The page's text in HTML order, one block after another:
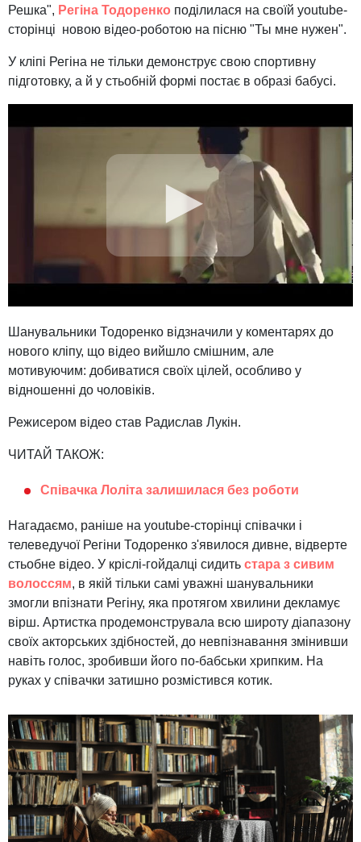
Решка", Регіна Тодоренко поділилася на своїй youtube-
сторінці новою відео-роботою на пісню "Ты мне нужен".
У кліпі Регіна не тільки демонструє свою спортивну
підготовку, а й у стьобній формі постає в образі бабусі.
Шанувальники Тодоренко відзначили у коментарях до
нового кліпу, що відео вийшло смішним, але
мотивуючим: добиватися своїх цілей, особливо у
відношенні до чоловіків.
Режисером відео став Радислав Лукін.
ЧИТАЙ ТАКОЖ:
Співачка Лоліта залишилася без роботи
Нагадаємо, раніше на youtube-сторінці співачки і
телеведучої Регіни Тодоренко з'явилося дивне, відверте
стьобне відео. У кріслі-гойдалці сидить стара з сивим
волоссям, в якій тільки самі уважні шанувальники
змогли впізнати Регіну, яка протягом хвилини декламує
вірш. Артистка продемонструвала всю широту діапазону
своїх акторських здібностей, до невпізнавання змінивши
навіть голос, зробивши його по-бабськи хрипким. На
руках у співачки затишно розмістився котик.